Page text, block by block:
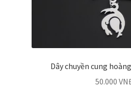
Dây chuyền cung
50.000